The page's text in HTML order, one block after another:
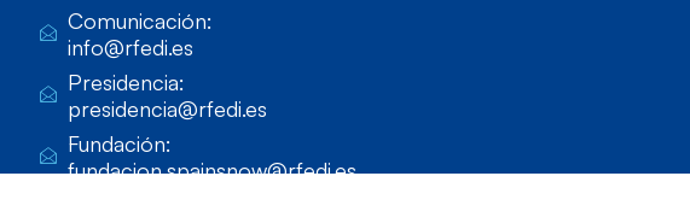
Comunicación:
info@rfedi.es
Presidencia:
presidencia@rfedi.es
Fundación:
fundacion.spainsnow@rfedi.es